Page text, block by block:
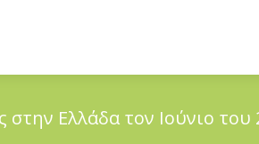
Ελλάδα τον Ιούνιο του